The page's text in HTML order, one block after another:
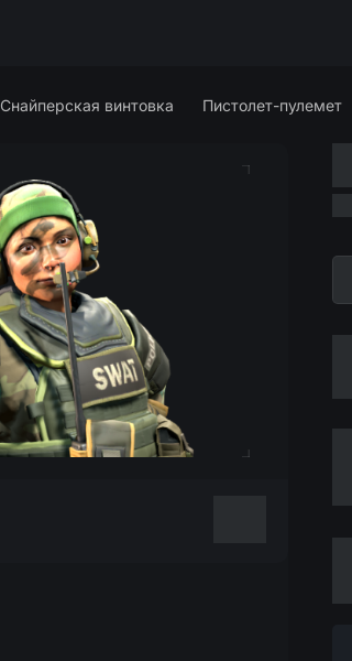
Снайперская винтовка Пистолет-пулемет